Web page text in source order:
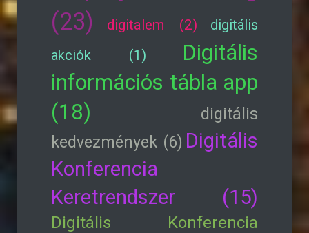
(23)
digitalem (2)
digitális
akciók (1)
Digitális
információs tábla app
(18)
digitális
kedvezmények (6) Digitális
Konferencia
Keretrendszer (15)
Digitális Konferencia